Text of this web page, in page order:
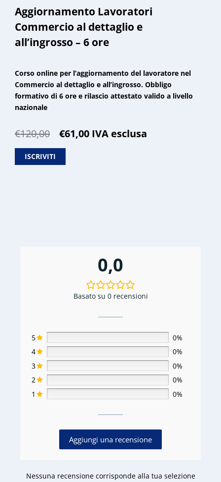
Aggiornamento Lavoratori
Commercio al dettaglio e
all’ingrosso – 6 ore
Corso online per l’aggiornamento del lavoratore nel
Commercio al dettaglio e all’ingrosso. Obbligo
formativo di 6 ore e rilascio attestato valido a livello
nazionale
€120,00
Il
era:
€61,00IlIVA esclusa
ISCRIVITI
0,0
Basato su 0 recensioni
5
0%
4
0%
3
0%
2
0%
1
0%
Aggiungi una recensione
Nessuna recensione corrisponde alla tua selezione